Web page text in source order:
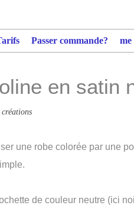
Passer commande?
en satin
une robe colorée par une
de couleur neutre (ici